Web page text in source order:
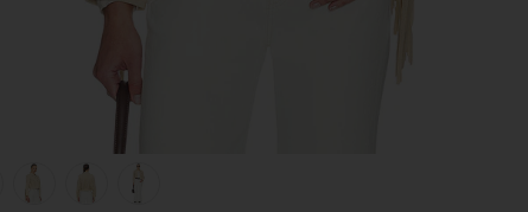
view 1 of 6 FRINGE ジャケット in Morning Latte